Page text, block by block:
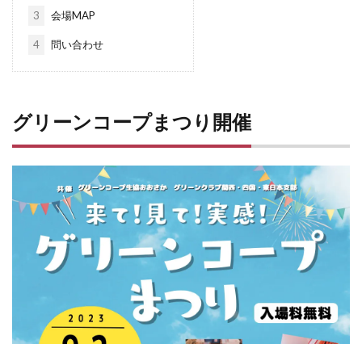
3 会場MAP
4 問い合わせ
グリーンコープまつり開催